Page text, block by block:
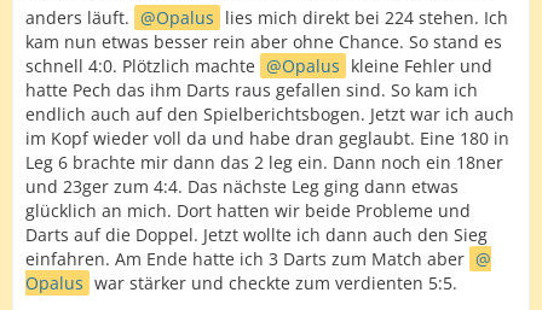
anders läuft.
Opalus lies mich direkt bei 224 stehen. Ich
kam nun etwas besser rein aber ohne Chance. So stand es
schnell 4:0. Plötzlich machte
Opalus kleine Fehler und
hatte Pech das ihm Darts raus gefallen sind. So kam ich
endlich auch auf den Spielberichtsbogen. Jetzt war ich auch
im Kopf wieder voll da und habe dran geglaubt. Eine 180 in
Leg 6 brachte mir dann das 2 leg ein. Dann noch ein 18ner
und 23ger zum 4:4. Das nächste Leg ging dann etwas
glücklich an mich. Dort hatten wir beide Probleme und
Darts auf die Doppel. Jetzt wollte ich dann auch den Sieg
einfahren. Am Ende hatte ich 3 Darts zum Match aber
Opalus war stärker und checkte zum verdienten 5:5.